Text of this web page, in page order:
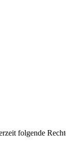
folgende